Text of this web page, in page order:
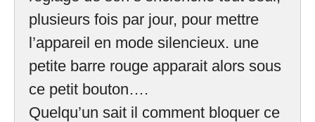
plusieurs fois par jour, pour mettre
l’appareil en mode silencieux. une
petite barre rouge apparait alors sous
ce petit bouton….
Quelqu’un sait il comment bloquer ce